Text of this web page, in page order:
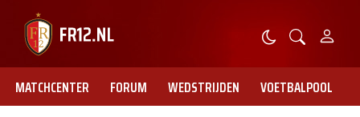
MATCHCENTER FORUM WEDSTRIJDEN VOETBALPOOL